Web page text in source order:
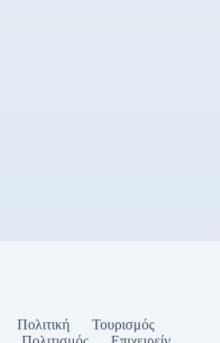
Πολιτική
Τουρισμός